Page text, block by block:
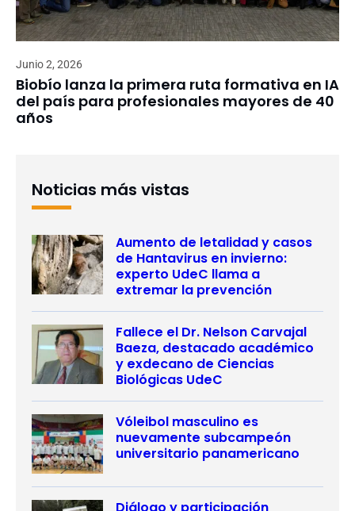
Junio 2, 2026
Biobío lanza la primera ruta formativa en IA
del país para profesionales mayores de 40
años
Noticias más vistas
Aumento de letalidad y casos
de Hantavirus en invierno:
experto UdeC llama a
extremar la prevención
Fallece el Dr. Nelson Carvajal
Baeza, destacado académico
y exdecano de Ciencias
Biológicas UdeC
Vóleibol masculino es
nuevamente subcampeón
universitario panamericano